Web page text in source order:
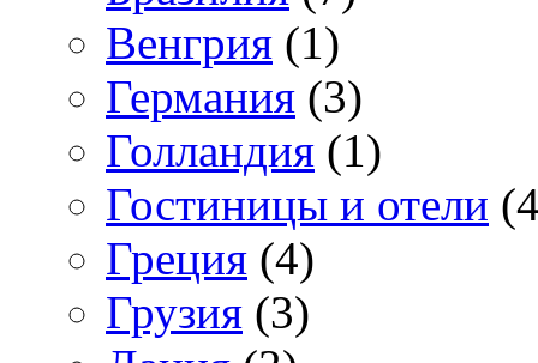
Венгрия (1)
Германия (3)
Голландия (1)
Гостиницы и отели
Греция (4)
Грузия (3)